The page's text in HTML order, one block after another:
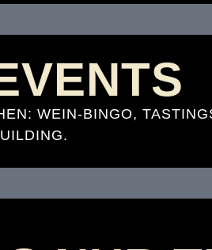
WEIN-BINGO,